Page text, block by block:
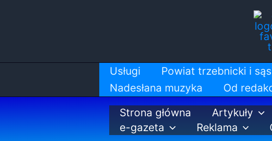
Usługi Powiat trzebnicki i
Nadesłana muzyka
Od
Strona główna
Artykuły
e-gazeta
Reklama